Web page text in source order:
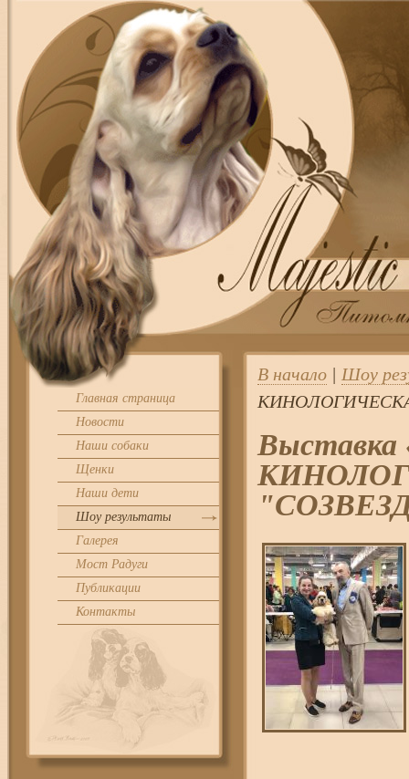
Главная страница
Новости
Наши собаки
Щенки
Наши дети
Шоу результаты
Галерея
Мост Радуги
Публикации
Контакты
В начало
Шоу